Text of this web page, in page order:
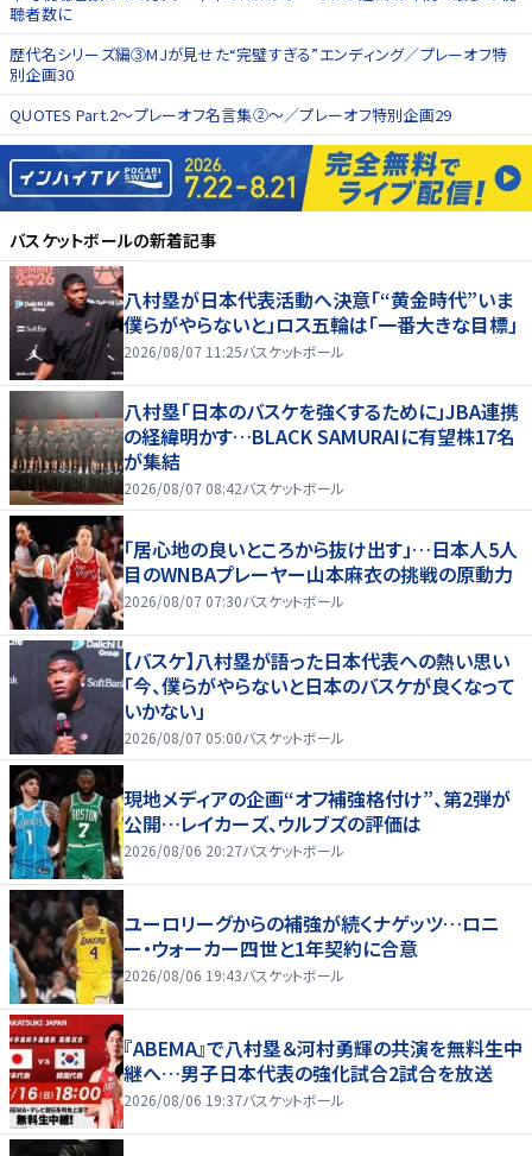
聴者数に
歴代名シリーズ編③MJが見せた“完璧すぎる”エンディング／プレーオフ特
別企画30
QUOTES Part.2～プレーオフ名言集②～／プレーオフ特別企画29
バスケットボールの新着記事
八村塁が日本代表活動へ決意「“黄金時代”いま
僕らがやらないと」ロス五輪は「一番大きな目標」
2026/08/07 11:25バスケットボール
八村塁「日本のバスケを強くするために」JBA連携
の経緯明かす…BLACK SAMURAIに有望株17名
が集結
2026/08/07 08:42バスケットボール
「居心地の良いところから抜け出す」…日本人5人
目のWNBAプレーヤー山本麻衣の挑戦の原動力
2026/08/07 07:30バスケットボール
【バスケ】八村塁が語った日本代表への熱い思い
「今、僕らがやらないと日本のバスケが良くなって
いかない」
2026/08/07 05:00バスケットボール
現地メディアの企画“オフ補強格付け”、第2弾が
公開…レイカーズ、ウルブズの評価は
2026/08/06 20:27バスケットボール
ユーロリーグからの補強が続くナゲッツ…ロニ
ー・ウォーカー四世と1年契約に合意
2026/08/06 19:43バスケットボール
『ABEMA』で八村塁＆河村勇輝の共演を無料生中
継へ…男子日本代表の強化試合2試合を放送
2026/08/06 19:37バスケットボール